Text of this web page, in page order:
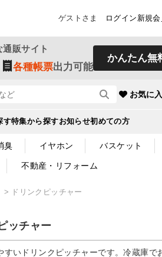
ゲストさま ログイン 新規
販サイト
各種帳票出力可能
かんたん無
お気に
す特集から探すお知らせ初めての方
臭 イヤホン バスケット
不動産・リフォーム
ドリンクピッチャー
ッチャー
すいドリンクピッチャーです。冷蔵庫で